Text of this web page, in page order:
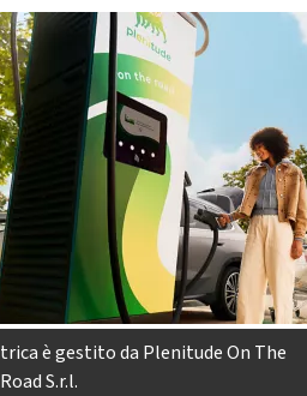
è gestito da Plenitude On The
Road S.r.l.